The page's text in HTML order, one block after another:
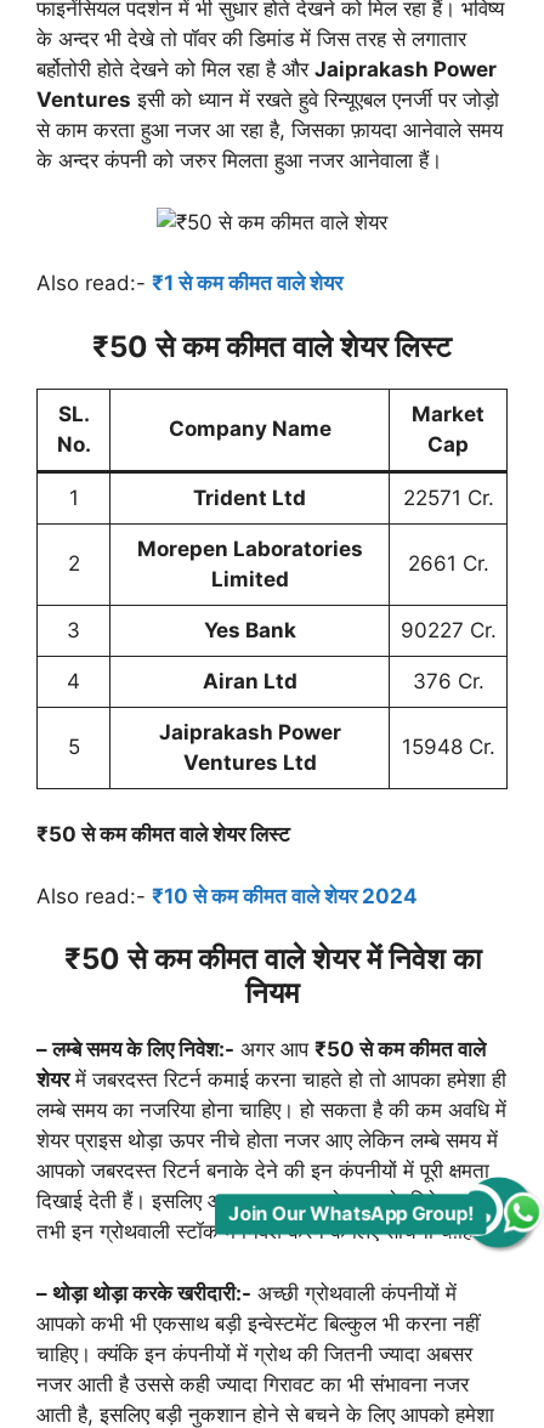
फाइनेंसियल पदर्शन में भी सुधार होते देखने को मिल रहा हैं। भविष्य
के अन्दर भी देखे तो पॉवर की डिमांड में जिस तरह से लगातार
बर्होतोरी होते देखने को मिल रहा है और Jaiprakash Power
Ventures इसी को ध्यान में रखते हुवे रिन्यूएबल एनर्जी पर जोड़ो
से काम करता हुआ नजर आ रहा है, जिसका फ़ायदा आनेवाले समय
के अन्दर कंपनी को जरुर मिलता हुआ नजर आनेवाला हैं।
Also read:- ₹1 से कम कीमत वाले शेयर
₹50 से कम कीमत वाले शेयर लिस्ट
SL.
No.
Company Name
Market
Cap
1 Trident Ltd 22571 Cr.
2
Morepen Laboratories
Limited
2661 Cr.
3 Yes Bank 90227 Cr.
4 Airan Ltd 376 Cr.
5
Jaiprakash Power
Ventures Ltd
15948 Cr.
₹50 से कम कीमत वाले शेयर लिस्ट
Also read:- ₹10 से कम कीमत वाले शेयर 2024
₹50 से कम कीमत वाले शेयर में निवेश का
नियम
– लम्बे समय के लिए निवेश:- अगर आप ₹50 से कम कीमत वाले
शेयरमें जबरदस्त रिटर्न कमाई करना चाहते हो तो आपका हमेशा ही
लम्बे समय का नजरिया होना चाहिए। हो सकता है की कम अवधि में
शेयर प्राइस थोड़ा ऊपर नीचे होता नजर आए लेकिन लम्बे समय में
आपको जबरदस्त रिटर्न बनाके देने की इन कंपनीयों में पूरी क्षमता
दिखाई देती हैं। इसलिए आप अगर एक लम्बे समय के निवेशक हो
तभी इन ग्रोथवाली स्टॉक में निवेश करने के लिए सोचना चाहिए।
– थोड़ा थोड़ा करके खरीदारी:- अच्छी ग्रोथवाली कंपनीयों में
आपको कभी भी एकसाथ बड़ी इन्वेस्टमेंट बिल्कुल भी करना नहीं
चाहिए। क्यंकि इन कंपनीयों में ग्रोथ की जितनी ज्यादा अबसर
नजर आती है उससे कही ज्यादा गिरावट का भी संभावना नजर
आती है, इसलिए बड़ी नुकशान होने से बचने के लिए आपको हमेशा
Join Our WhatsApp Group!